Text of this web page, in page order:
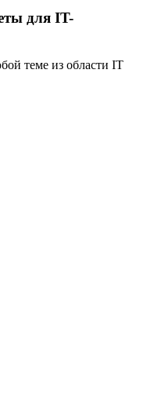
для IT-
теме из области IT